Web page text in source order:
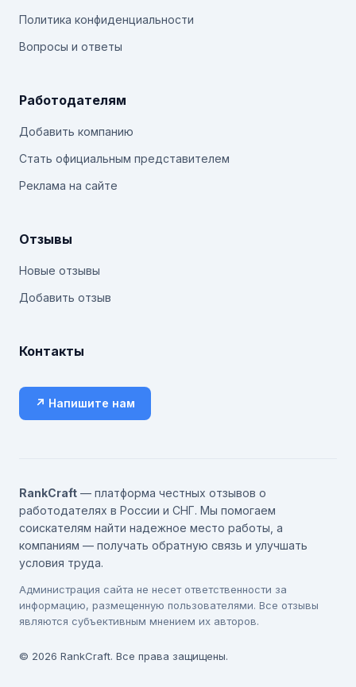
Политика конфиденциальности
Вопросы и ответы
Работодателям
Добавить компанию
Стать официальным представителем
Реклама на сайте
Отзывы
Новые отзывы
Добавить отзыв
Контакты
↗ Напишите нам
RankCraft — платформа честных отзывов о
работодателях в России и СНГ. Мы помогаем
соискателям найти надежное место работы, а
компаниям — получать обратную связь и улучшать
условия труда.
Администрация сайта не несет ответственности за
информацию, размещенную пользователями. Все отзывы
являются субъективным мнением их авторов.
© 2026 RankCraft. Все права защищены.